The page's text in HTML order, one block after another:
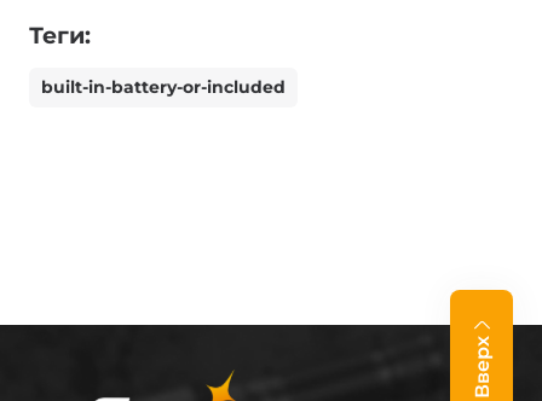
Теги:
built-in-battery-or-included
Вверх